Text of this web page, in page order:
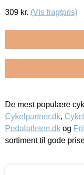
309 kr. (Vis fragtpris)
De mest populære
Cykelpartner.dk,
Pedalatleten.dk og
sortiment til gode